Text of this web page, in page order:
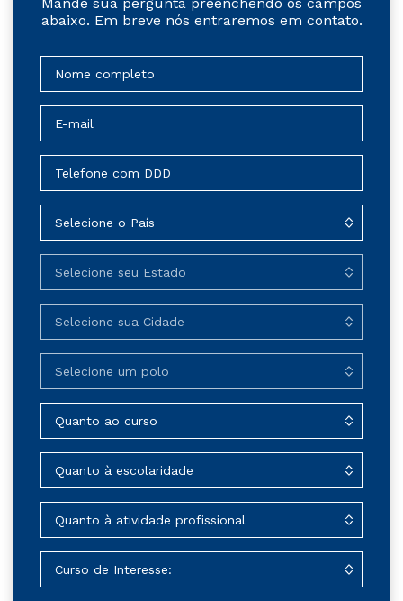
abaixo. Em breve nós entraremos em contato.